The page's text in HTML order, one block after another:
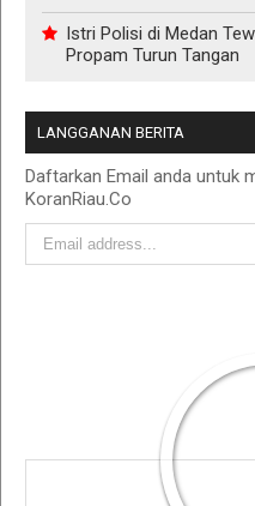
Istri Polisi di Medan
Propam Turun Tangan
LANGGANAN BERITA
Daftarkan Email anda untuk
KoranRiau.Co